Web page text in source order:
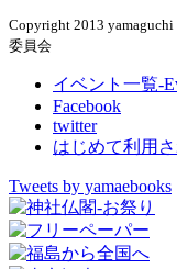
Copyright 2013 yamaguchi
委員会
イベント一覧-
Facebook
twitter
はじめて利用
Tweets by yamaebooks